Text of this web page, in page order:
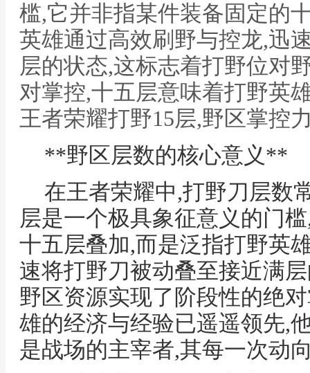
槛,它并非指某件装备固定的
英雄通过高效刷野与控龙,迅
层的状态,这标志着打野位对
对掌控,十五层意味着打野英
王者荣耀打野15层,野区掌控
**野区层数的核心意义**
在王者荣耀中,打野刀层数
层是一个极具象征意义的门
十五层叠加,而是泛指打野英
速将打野刀被动叠至接近满
野区资源实现了阶段性的绝
雄的经济与经验已遥遥领先,
是战场的主宰者,其每一次动